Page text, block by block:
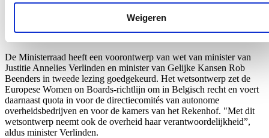
Weigeren
De Ministerraad heeft een voorontwerp van wet van minister van
Justitie Annelies Verlinden en minister van Gelijke Kansen Rob
Beenders in tweede lezing goedgekeurd. Het wetsontwerp zet de
Europese Women on Boards-richtlijn om in Belgisch recht en voert
daarnaast quota in voor de directiecomités van autonome
overheidsbedrijven en voor de kamers van het Rekenhof. "Met dit
wetsontwerp neemt ook de overheid haar verantwoordelijkheid”,
aldus minister Verlinden.